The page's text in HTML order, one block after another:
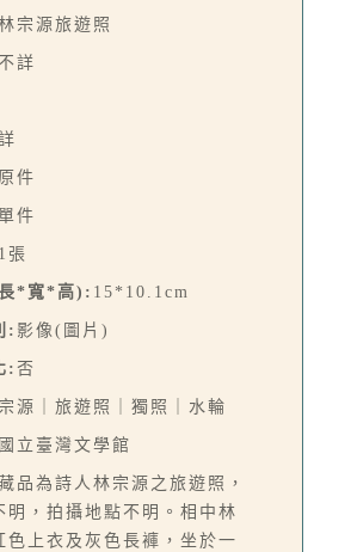
宗源旅遊照
不詳
原件
件
1張
*寬*高): 15*10.1cm
: 影像(圖片)
:否
源｜旅遊照｜獨照｜水輪
國立臺灣文學館
品為詩人林宗源之旅遊照，
明，拍攝地點不明。相中林
色上衣及灰色長褲，坐於一